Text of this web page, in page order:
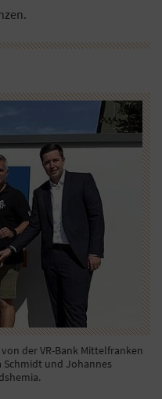
der VR-Bank Mittelfranken
Schmidt und Johannes